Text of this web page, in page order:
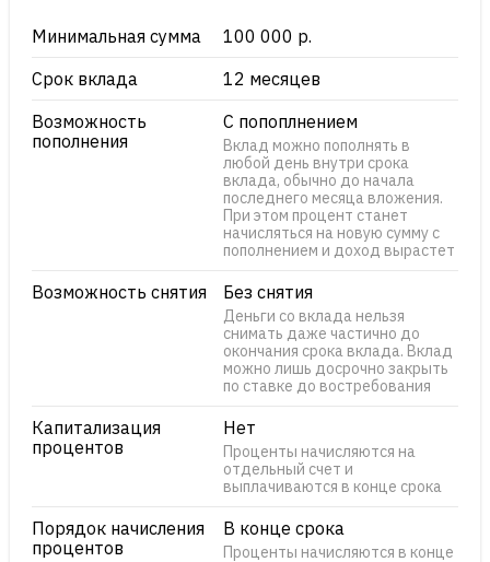
Минимальная сумма
100 000 р.
Срок вклада
12 месяцев
Возможность
пополнения
С попоплнением
Вклад можно пополнять в
любой день внутри срока
вклада, обычно до начала
последнего месяца вложения.
При этом процент станет
начисляться на новую сумму с
пополнением и доход вырастет
Возможность снятия Без снятия
Деньги со вклада нельзя
снимать даже частично до
окончания срока вклада. Вклад
можно лишь досрочно закрыть
по ставке до востребования
Капитализация
процентов
Нет
Проценты начисляются на
отдельный счет и
выплачиваются в конце срока
Порядок начисления
процентов
В конце срока
Проценты начисляются в конце